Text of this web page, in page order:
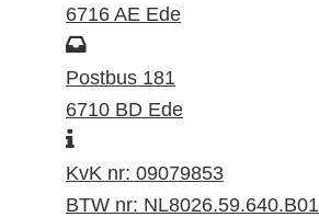
z
o
e
k
d
r
6716 AE Ede
P
o
s
a
d
Postbus 181
6710 BD Ede
I
n
f
KvK nr: 09079853
BTW nr: NL8026.59.640.B01